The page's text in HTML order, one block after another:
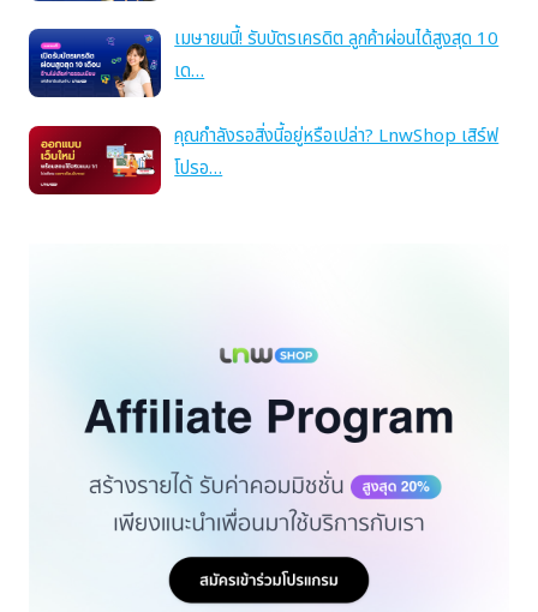
เมษายนนี้! รับบัตรเครดิต ลูกค้าผ่อนได้สูงสุด 10
เด…
คุณกำลังรอสิ่งนี้อยู่หรือเปล่า? LnwShop เสิร์ฟ
โปรอ…